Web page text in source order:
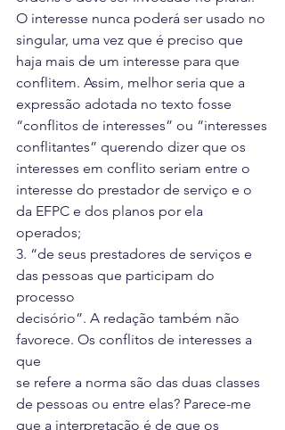
O interesse nunca poderá ser usado no
singular, uma vez que é preciso que
haja mais de um interesse para que
conflitem. Assim, melhor seria que a
expressão adotada no texto fosse
“conflitos de interesses” ou “interesses
conflitantes” querendo dizer que os
interesses em conflito seriam entre o
interesse do prestador de serviço e o
da EFPC e dos planos por ela
operados;
3. “de seus prestadores de serviços e
das pessoas que participam do
processo
decisório”. A redação também não
favorece. Os conflitos de interesses a
que
se refere a norma são das duas classes
de pessoas ou entre elas? Parece-me
que a interpretação é de que os